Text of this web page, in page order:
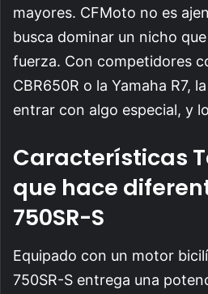
mayores. CFMoto no es
busca dominar un nicho
fuerza. Con competidores
CBR650R o la Yamaha R7,
entrar con algo especial, y
Características
que hace
750SR-S
Equipado con un motor
750SR-S entrega una